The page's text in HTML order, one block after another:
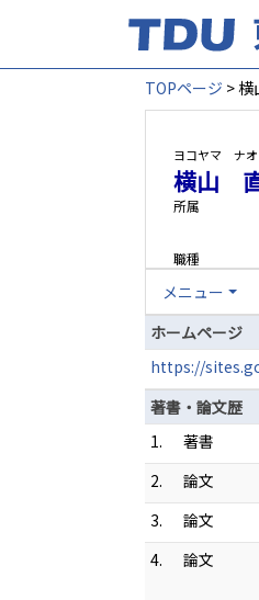
TOPページ >
ヨコヤマ ナオ
横山
所属
職種
メニュー
ホームページ
https://
著書・論文歴
1.
著書
2.
論文
3.
論文
4.
論文